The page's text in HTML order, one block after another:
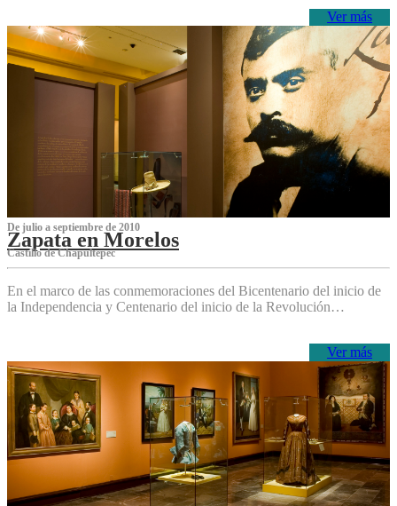
Ver más
De julio a septiembre de 2010
Zapata en Morelos
Castillo de Chapultepec
En el marco de las conmemoraciones del Bicentenario del inicio de
la Independencia y Centenario del inicio de la Revolución…
Ver más